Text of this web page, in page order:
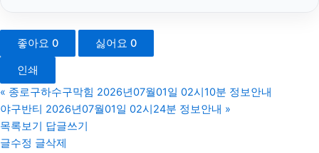
수원이혼전문변호사
좋아요 0 싫어요 0
인쇄
« 종로구하수구막힘 2026년07월01일 02시10분 정보안내
야구반티 2026년07월01일 02시24분 정보안내 »
목록보기 답글쓰기
글수정 글삭제